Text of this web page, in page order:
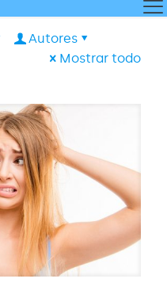
Autores
Mostrar todo